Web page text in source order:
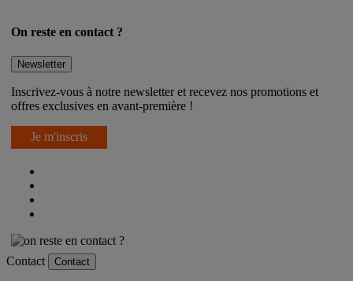
On reste en contact ?
Newsletter
Inscrivez-vous à notre newsletter et recevez nos promotions et
offres exclusives en avant-première !
Je m'inscris
Contact Contact